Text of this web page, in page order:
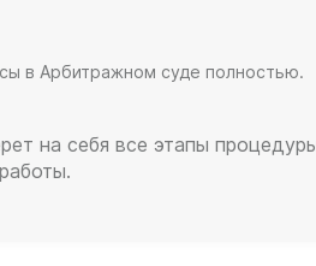
в Арбитражном суде полностью.
на себя все этапы